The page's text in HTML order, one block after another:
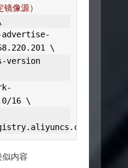
像源）
advertise-
. 220.201 \
-version
-
/16 \
. aliyuncs . com
内容